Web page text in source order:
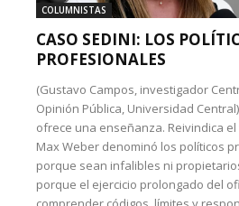
COLUMNISTAS
CASO SEDINI: LOS
PROFESIONALES
(Gustavo Campos, investigador
Opinión Pública, Universidad
ofrece una enseñanza. Reivindica
Max Weber denominó los políticos
porque sean infalibles ni
porque el ejercicio prolongado del